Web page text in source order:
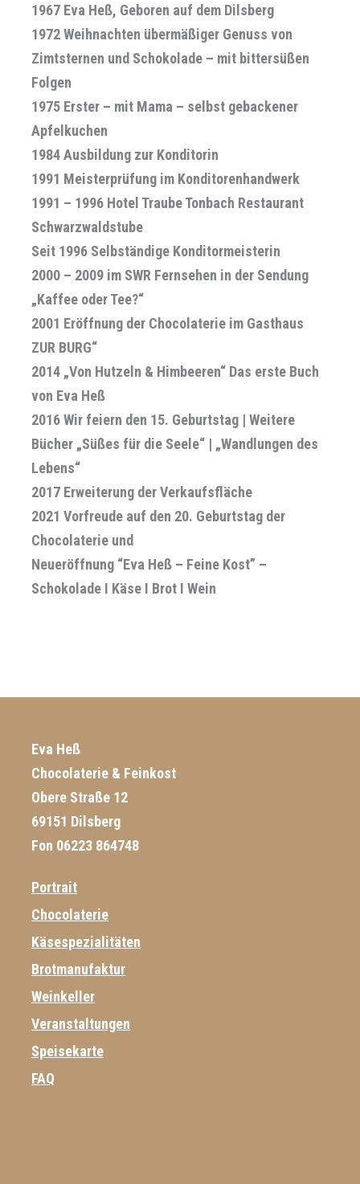
1967 Eva Heß, Geboren auf dem Dilsberg
1972 Weihnachten übermäßiger Genuss von
Zimtsternen und Schokolade – mit bittersüßen
Folgen
1975 Erster – mit Mama – selbst gebackener
Apfelkuchen
1984 Ausbildung zur Konditorin
1991 Meisterprüfung im Konditorenhandwerk
1991 – 1996 Hotel Traube Tonbach Restaurant
Schwarzwaldstube
Seit 1996 Selbständige Konditormeisterin
2000 – 2009 im SWR Fernsehen in der Sendung
„Kaffee oder Tee?“
2001 Eröffnung der Chocolaterie im Gasthaus
ZUR BURG“
2014 „Von Hutzeln & Himbeeren“ Das erste Buch
von Eva Heß
2016 Wir feiern den 15. Geburtstag | Weitere
Bücher „Süßes für die Seele“ | „Wandlungen des
Lebens“
2017 Erweiterung der Verkaufsfläche
2021 Vorfreude auf den 20. Geburtstag der
Chocolaterie und
Neueröffnung “Eva Heß – Feine Kost” –
Schokolade I Käse I Brot I Wein
Eva Heß
Chocolaterie & Feinkost
Obere Straße 12
69151 Dilsberg
Fon 06223 864748
Portrait
Chocolaterie
Käsespezialitäten
Brotmanufaktur
Weinkeller
Veranstaltungen
Speisekarte
FAQ